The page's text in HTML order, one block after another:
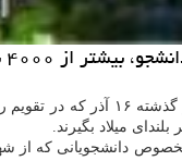
به صورت مجانی بازدید نمودند.
روز گذشته ۱۶
میلاد بگیرند.
دانشجویانی كه از